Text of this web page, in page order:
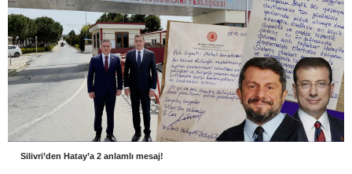
Silivri’den Hatay’a 2 anlamlı mesaj!